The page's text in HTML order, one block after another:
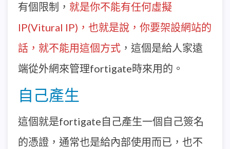
有個限制， 就是你不能有任何虛擬
IP(Vitural IP)，也就是說，你要架設網站的
話，就不能用這個方式 ，這個是給人家遠
端從外網來管理fortigate時來用的。
自己產生
這個就是fortigate自己產生一個自己簽名
的憑證，通常也是給內部使用而已，也不